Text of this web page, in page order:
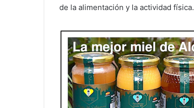
de la alimentación y la actividad física.